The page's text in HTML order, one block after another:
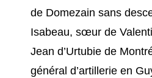
de Domezain sans
Isabeau, sœur de
Jean d’Urtubie de
général d’artillerie en